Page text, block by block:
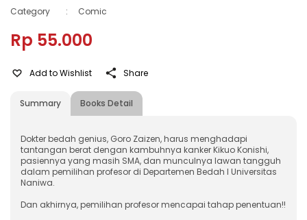
Category
: Comic
Rp 55.000
Summary Books Detail
Add to Wishlist Share
Dokter bedah genius, Goro Zaizen, harus menghadapi
tantangan berat dengan kambuhnya kanker Kikuo Konishi,
pasiennya yang masih SMA, dan munculnya lawan tangguh
dalam pemilihan profesor di Departemen Bedah I Universitas
Naniwa.
Dan akhirnya, pemilihan profesor mencapai tahap penentuan!!